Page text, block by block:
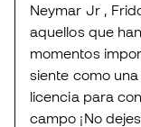
Neymar Jr ,
aquellos que
momentos
siente como
licencia para
campo ¡No